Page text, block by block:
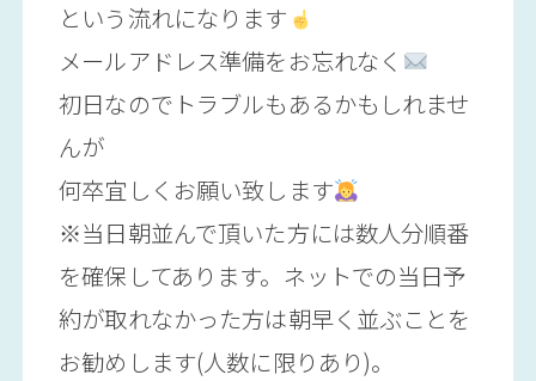
という流れになります
メールアドレス準備をお忘れなく
初日なのでトラブルもあるかもしれませ
んが
何卒宜しくお願い致します
※当日朝並んで頂いた方には数人分順番
を確保してあります。ネットでの当日予
約が取れなかった方は朝早く並ぶことを
お勧めします(人数に限りあり)。